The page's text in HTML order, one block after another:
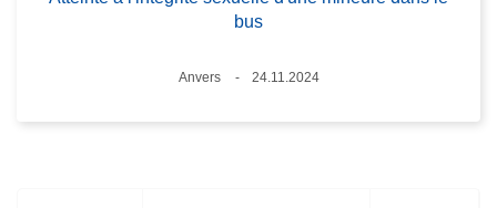
bus
Lieux
Anvers
24.11.2024